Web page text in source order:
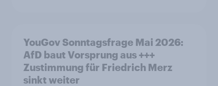
YouGov Sonntagsfrage Mai 2026:
AfD baut Vorsprung aus +++
Zustimmung für Friedrich Merz
sinkt weiter